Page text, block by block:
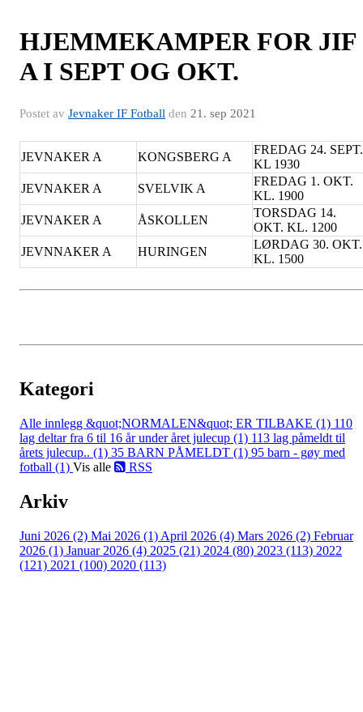
HJEMMEKAMPER FOR JIF
A I SEPT OG OKT.
Postet av Jevnaker IF Fotball den 21. sep 2021
JEVNAKER A KONGSBERG A
FREDAG 24. SEPT.
KL 1930
JEVNAKER A
SVELVIK A
FREDAG 1. OKT.
KL. 1900
JEVNAKER A
ÅSKOLLEN
TORSDAG 14.
OKT. KL. 1200
JEVNNAKER A
HURINGEN
LØRDAG 30. OKT.
KL. 1500
Kategori
Alle innlegg &quot;NORMALEN&quot; ER TILBAKE (1) 110
lag deltar fra 6 til 16 år under året julecup (1) 113 lag påmeldt til
årets julecup.. (1) 35 BARN PÅMELDT (1) 95 barn - gøy med
fotball (1) Vis alle RSS
Arkiv
Juni 2026 (2) Mai 2026 (1) April 2026 (4) Mars 2026 (2) Februar
2026 (1) Januar 2026 (4) 2025 (21) 2024 (80) 2023 (113) 2022
(121) 2021 (100) 2020 (113)